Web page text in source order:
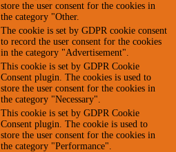
store the user consent for the cookies in
the category "Other.
The cookie is set by GDPR cookie consent
to record the user consent for the cookies
in the category "Advertisement".
This cookie is set by GDPR Cookie
Consent plugin. The cookies is used to
store the user consent for the cookies in
the category "Necessary".
This cookie is set by GDPR Cookie
Consent plugin. The cookie is used to
store the user consent for the cookies in
the category "Performance".